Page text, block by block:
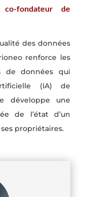
fondateur de
des données
renforce les
de données qui
(IA) de
développe une
de l’état d’un
propriétaires.